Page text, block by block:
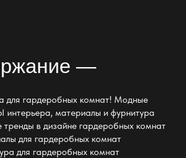
—
для гардеробных комнат! Модные
материалы и фурнитура
в дизайне гардеробных комнат
для гардеробных комнат
для гардеробных комнат